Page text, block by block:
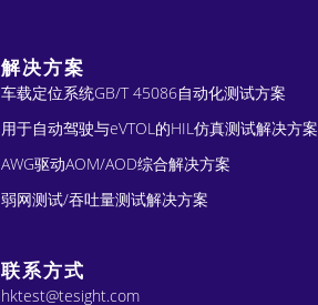
a
t
i
v
解决方案
车载定位系统GB/T 45086自动化测试方案
用于自动驾驶与eVTOL的HIL仿真测试解决方案
AWG驱动AOM/AOD综合解决方案
弱网测试/吞吐量测试解决方案
联系方式
hktest@tesight.com